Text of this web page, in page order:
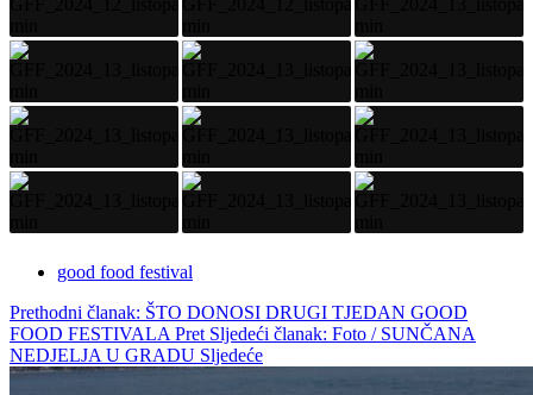
good food festival
Prethodni članak: ŠTO DONOSI DRUGI TJEDAN GOOD
FOOD FESTIVALA Pret Sljedeći članak: Foto / SUNČANA
NEDJELJA U GRADU Sljedeće